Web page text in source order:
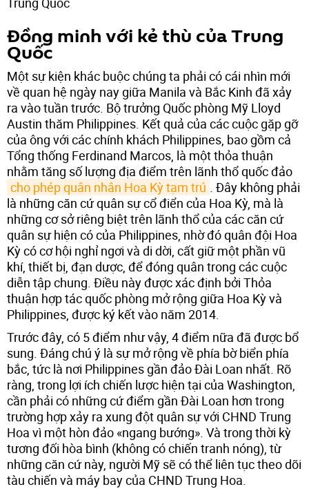
Đồng minh với kẻ thù của Trung
Quốc
Một sự kiện khác buộc chúng ta phải có cái nhìn mới
về quan hệ ngày nay giữa Manila và Bắc Kinh đã xảy
ra vào tuần trước. Bộ trưởng Quốc phòng Mỹ Lloyd
Austin thăm Philippines. Kết quả của các cuộc gặp gỡ
của ông với các chính khách Philippines, bao gồm cả
Tổng thống Ferdinand Marcos, là một thỏa thuận
nhằm tăng số lượng địa điểm trên lãnh thổ quốc đảo
cho phép quân nhân Hoa Kỳ tạm trú
. Đây không phải
là những căn cứ quân sự cổ điển của Hoa Kỳ, mà là
những cơ sở riêng biệt trên lãnh thổ của các căn cứ
quân sự hiện có của Philippines, nhờ đó quân đội Hoa
Kỳ có cơ hội nghỉ ngơi và di dời, cất giữ một phần vũ
khí, thiết bị, đạn dược, để đóng quân trong các cuộc
diễn tập chung. Điều này được xác định bởi Thỏa
thuận hợp tác quốc phòng mở rộng giữa Hoa Kỳ và
Philippines, được ký kết vào năm 2014.
Trước đây, có 5 điểm như vậy, 4 điểm nữa đã được bổ
sung. Đáng chú ý là sự mở rộng về phía bờ biển phía
bắc, tức là nơi Philippines gần đảo Đài Loan nhất. Rõ
ràng, trong lợi ích chiến lược hiện tại của Washington,
cần phải có những cứ điểm gần Đài Loan hơn trong
trường hợp xảy ra xung đột quân sự với CHND Trung
Hoa vì một hòn đảo «ngang bướng». Và trong thời kỳ
tương đối hòa bình (không có chiến tranh nóng), từ
những căn cứ này, người Mỹ sẽ có thể liên tục theo dõi
tàu chiến và máy bay của CHND Trung Hoa.